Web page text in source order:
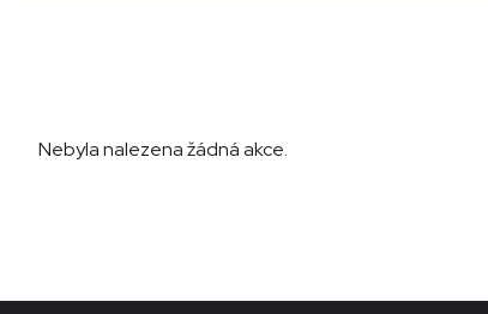
Nebyla nalezena žádná akce.